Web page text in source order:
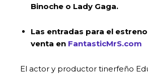
Binoche o Lady Gaga.
Las entradas para el
venta en FantasticMrS.com
El actor y productor tinerfeño